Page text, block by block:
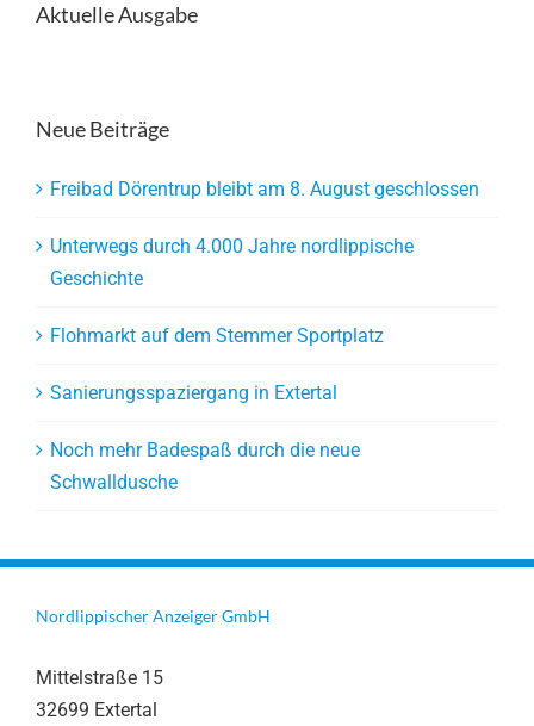
Aktuelle Ausgabe
Neue Beiträge
Freibad Dörentrup bleibt am 8. August geschlossen
Unterwegs durch 4.000 Jahre nordlippische
Geschichte
Flohmarkt auf dem Stemmer Sportplatz
Sanierungsspaziergang in Extertal
Noch mehr Badespaß durch die neue
Schwalldusche
Nordlippischer Anzeiger GmbH
Mittelstraße 15
32699 Extertal